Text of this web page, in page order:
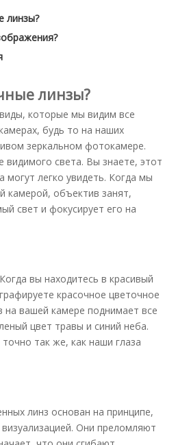
линзы?
линзы?
которые мы видим все
будь то на наших
зеркальном фотокамере.
видимого света. Вы знаете, этот
могут легко увидеть. Когда мы
камерой, объектив занят,
свет и фокусирует его на
вы находитесь в красивый
красочное цветочное
вашей камере поднимает все
цвет травы и синий неба.
так же, как наши глаза
линз основан на принципе,
Они преломляют